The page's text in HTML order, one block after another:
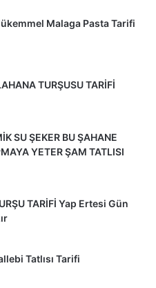
Malaga Pasta Tarifi
TURŞUSU TARİFİ
SU ŞEKER BU ŞAHANE
YETER ŞAM TATLISI
TARİFİ Yap Ertesi Gün
Tatlısı Tarifi